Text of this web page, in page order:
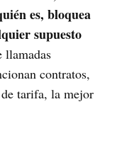
es, bloquea
supuesto
llamadas
contratos,
tarifa, la mejor